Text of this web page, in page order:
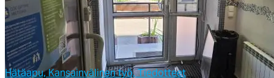
Hätäapu,Kansainvälinen työ,Tiedotteet